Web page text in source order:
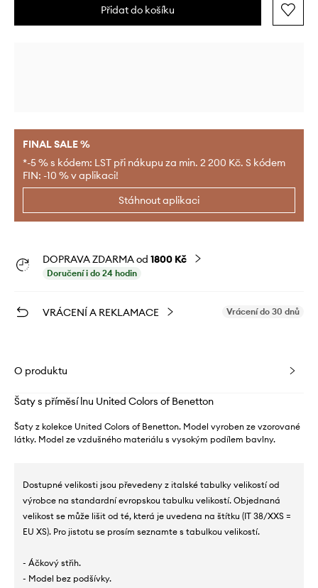
Přidat do košíku
FINAL SALE %
*-5 % s kódem: LST při nákupu za min. 2 200 Kč. S kódem
FIN: -10 % v aplikaci!
Stáhnout aplikaci
DOPRAVA ZDARMA od 1800 Kč
Doručení i do 24 hodin
VRÁCENÍ A REKLAMACE Vrácení do 30 dnů
O produktu
Šaty s příměsí lnu United Colors of Benetton
Šaty z kolekce United Colors of Benetton. Model vyroben ze vzorované
látky. Model ze vzdušného materiálu s vysokým podílem bavlny.
Dostupné velikosti jsou převedeny z italské tabulky velikostí od
výrobce na standardní evropskou tabulku velikostí. Objednaná
velikost se může lišit od té, která je uvedena na štítku (IT 38/XXS =
EU XS). Pro jistotu se prosím seznamte s tabulkou velikostí.
- Áčkový střih.
- Model bez podšívky.